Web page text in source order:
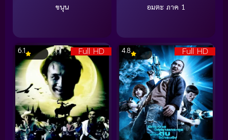
ขนุน
อมตะ ภาค 1
Full HD
6.1 Full HD
4.8